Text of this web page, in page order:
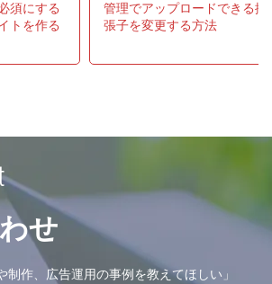
須にする
トを作る
管理でアップロードできる拡
張子を変更する方法
せ
制作、広告運用の事例を教えてほしい」